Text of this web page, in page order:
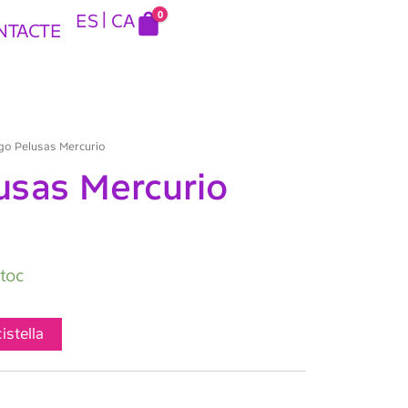
ES CA 0
Pelusas Mercurio
Mercurio